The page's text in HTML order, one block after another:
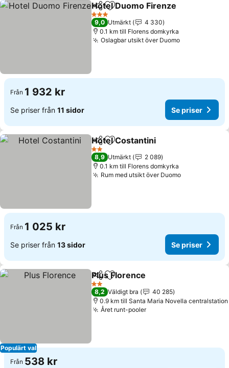
Dela Lägg till i Mina Favoriter
Hotel Duomo Firenze
3 Stjärnor
9,0 Utmärkt
4 330
0.1 km till Florens domkyrka
Oslagbar utsikt över Duomo
Från 1 932 kr
Se priser från 11 sidor Se priser
Dela Lägg till i Mina Favoriter
Hotel Costantini
2 Stjärnor
8,9 Utmärkt
2 089
0.1 km till Florens domkyrka
Rum med utsikt över Duomo
Från 1 025 kr
Se priser från 13 sidor Se priser
Populärt val
Dela Lägg till i Mina Favoriter
Plus Florence
2 Stjärnor
8,2 Väldigt bra
40 285
0.9 km till Santa Maria Novella centralstation
Året runt-pooler
Från 538 kr